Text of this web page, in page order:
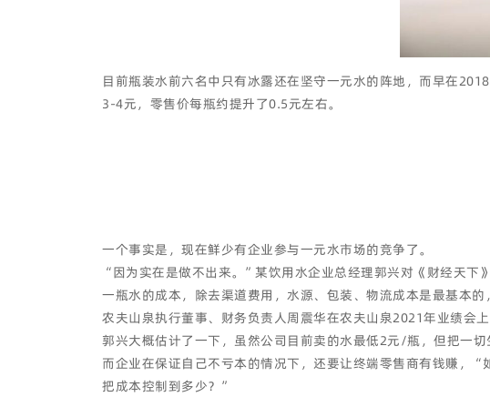
目前瓶装水前六名中只有冰露还在坚守一元水的阵地，而早在
3-4元，零售价每瓶约提升了0.5元左右。
一个事实是，现在鲜少有企业参与一元水市场的竞争了。
“因为实在是做不出来。”某饮用水企业总经理郭兴对《财经天
一瓶水的成本，除去渠道费用，水源、包装、物流成本是最基本
农夫山泉执行董事、财务负责人周震华在农夫山泉2021年业绩会
郭兴大概估计了一下，虽然公司目前卖的水最低2元/瓶，但把一
而企业在保证自己不亏本的情况下，还要让终端零售商有钱赚，
把成本控制到多少？”